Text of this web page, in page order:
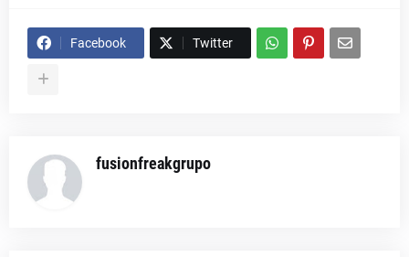
Facebook Twitter
fusionfreakgrupo